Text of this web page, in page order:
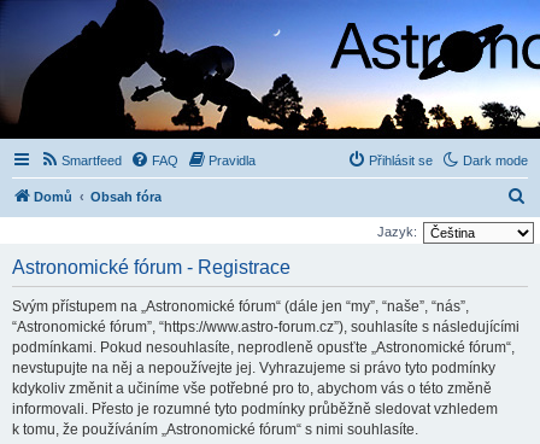
Dark mode
Smartfeed FAQ Pravidla Přihlásit se
Domů Obsah fóra
l
Jazyk:
Astronomické fórum - Registrace
Svým přístupem na „Astronomické fórum“ (dále jen “my”, “naše”, “nás”,
“Astronomické fórum”, “https://www.astro-forum.cz”), souhlasíte s následujícími
podmínkami. Pokud nesouhlasíte, neprodleně opusťte „Astronomické fórum“,
nevstupujte na něj a nepoužívejte jej. Vyhrazujeme si právo tyto podmínky
kdykoliv změnit a učiníme vše potřebné pro to, abychom vás o této změně
informovali. Přesto je rozumné tyto podmínky průběžně sledovat vzhledem
k tomu, že používáním „Astronomické fórum“ s nimi souhlasíte.